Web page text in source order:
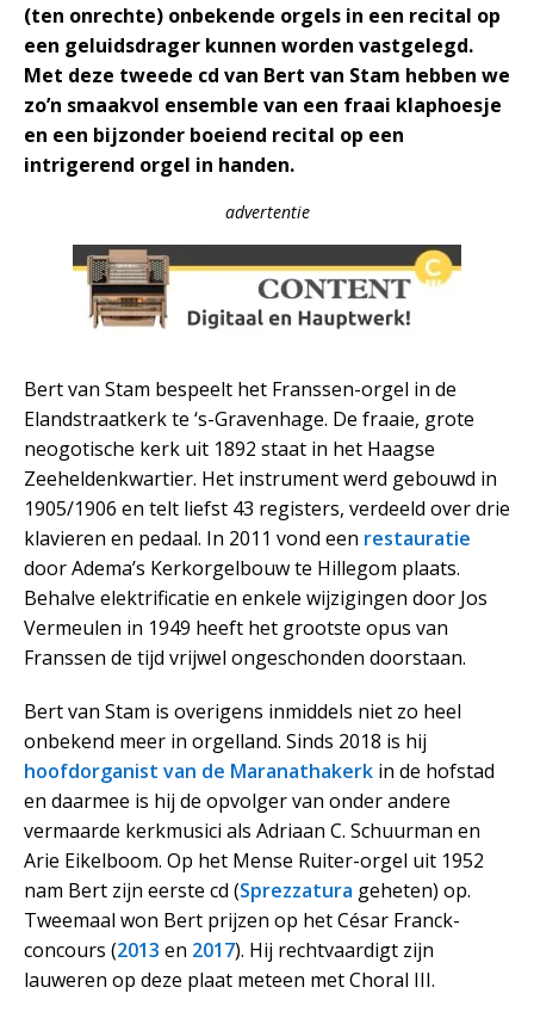
(ten onrechte) onbekende orgels in een recital op
een geluidsdrager kunnen worden vastgelegd.
Met deze tweede cd van Bert van Stam hebben we
zo’n smaakvol ensemble van een fraai klaphoesje
en een bijzonder boeiend recital op een
intrigerend orgel in handen.
advertentie
Bert van Stam bespeelt het Franssen-orgel in de
Elandstraatkerk te ‘s-Gravenhage. De fraaie, grote
neogotische kerk uit 1892 staat in het Haagse
Zeeheldenkwartier. Het instrument werd gebouwd in
1905/1906 en telt liefst 43 registers, verdeeld over drie
klavieren en pedaal. In 2011 vond een restauratie
door Adema’s Kerkorgelbouw te Hillegom plaats.
Behalve elektrificatie en enkele wijzigingen door Jos
Vermeulen in 1949 heeft het grootste opus van
Franssen de tijd vrijwel ongeschonden doorstaan.
Bert van Stam is overigens inmiddels niet zo heel
onbekend meer in orgelland. Sinds 2018 is hij
hoofdorganist van de Maranathakerk in de hofstad
en daarmee is hij de opvolger van onder andere
vermaarde kerkmusici als Adriaan C. Schuurman en
Arie Eikelboom. Op het Mense Ruiter-orgel uit 1952
nam Bert zijn eerste cd (Sprezzatura geheten) op.
Tweemaal won Bert prijzen op het César Franck-
concours (2013 en 2017). Hij rechtvaardigt zijn
lauweren op deze plaat meteen met Choral III.